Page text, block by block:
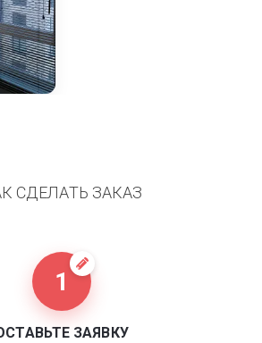
СДЕЛАТЬ ЗАКАЗ
1
ЗАЯВКУ